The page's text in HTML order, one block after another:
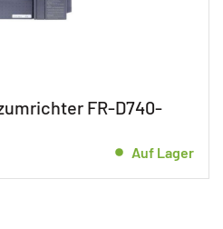
FR-D740-
Auf Lager